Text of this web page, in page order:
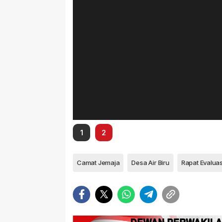
1 2
Camat Jemaja Desa Air Biru Rapat